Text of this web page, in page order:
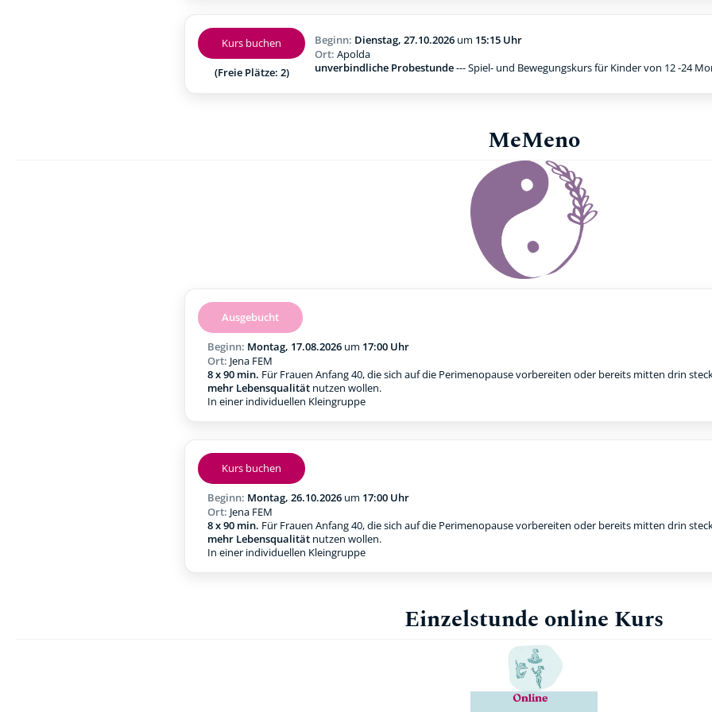
Kurs buchen
(Freie Plätze: 2)
Beginn: Dienstag, 27.10.2026 um 15:15 Uhr
Ort: Apolda
unverbindliche Probestunde--- Spiel- und Bewegungskurs für Kinder von 12 -24
MeMeno
Ausgebucht
Beginn: Montag, 17.08.2026 um 17:00 Uhr
Ort: Jena FEM
8 x 90 min. Für Frauen Anfang 40, die sich auf die Perimenopause vorbereiten oder bereits mitten drin
mehr Lebensqualität nutzen wollen.
In einer individuellen Kleingruppe
Kurs buchen
Beginn: Montag, 26.10.2026 um 17:00 Uhr
Ort: Jena FEM
8 x 90 min. Für Frauen Anfang 40, die sich auf die Perimenopause vorbereiten oder bereits mitten drin
mehr Lebensqualität nutzen wollen.
In einer individuellen Kleingruppe
Einzelstunde online Kurs